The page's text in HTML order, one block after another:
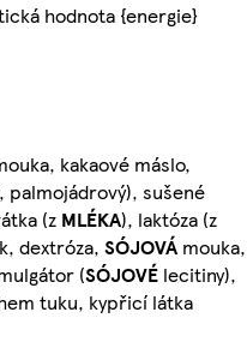
hodnota {energie}
kakaové máslo,
palmojádrový), sušené
(z MLÉKA), laktóza (z
dextróza, SÓJOVÁ mouka,
(SÓJOVÉ lecitiny),
tuku, kypřicí látka